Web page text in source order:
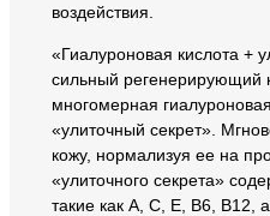
воздействия.
«Гиалуроновая кислота +
сильный регенерирующий
многомерная
«улиточный секрет».
кожу, нормализуя ее на
«улиточного секрета»
такие как A, C, E, B6, B12,